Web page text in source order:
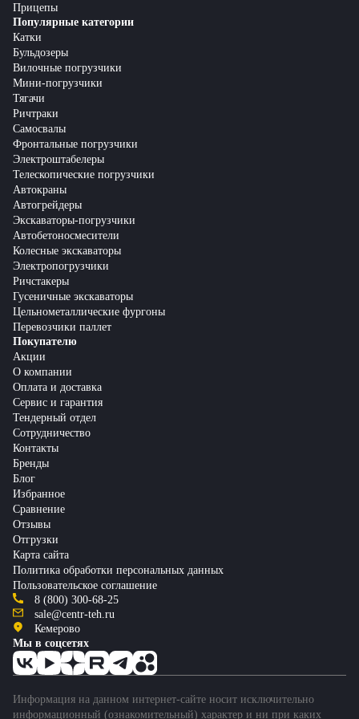
Прицепы
Популярные категории
Катки
Бульдозеры
Вилочные погрузчики
Мини-погрузчики
Тягачи
Ричтраки
Самосвалы
Фронтальные погрузчики
Электроштабелеры
Телескопические погрузчики
Автокраны
Автогрейдеры
Экскаваторы-погрузчики
Автобетоносмесители
Колесные экскаваторы
Электропогрузчики
Ричстакеры
Гусеничные экскаваторы
Цельнометаллические фургоны
Перевозчики паллет
Покупателю
Акции
О компании
Оплата и доставка
Сервис и гарантия
Тендерный отдел
Сотрудничество
Контакты
Бренды
Блог
Избранное
Сравнение
Отзывы
Отгрузки
Карта сайта
Политика обработки персональных данных
Пользовательское соглашение
8 (800) 300-68-25
sale@centr-teh.ru
Кемерово
Мы в соцсетях
Информация на данном интернет-сайте носит исключительно
информационный (ознакомительный) характер и ни при каких